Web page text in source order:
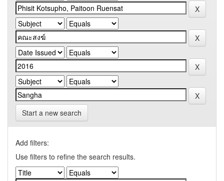
Start a new search
Add filters:
Use filters to refine the search results.